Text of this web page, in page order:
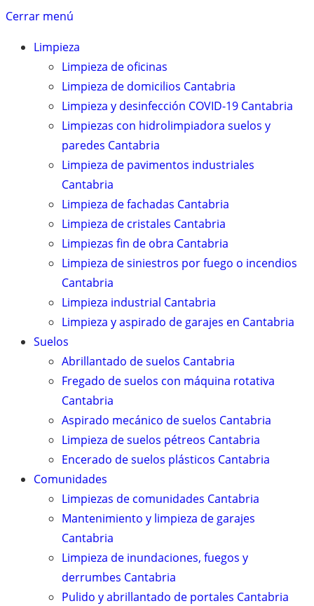
Cerrar menú
Limpieza
Limpieza de oficinas
Limpieza de domicilios Cantabria
Limpieza y desinfección COVID-19 Cantabria
Limpiezas con hidrolimpiadora suelos y
paredes Cantabria
Limpieza de pavimentos industriales
Cantabria
Limpieza de fachadas Cantabria
Limpieza de cristales Cantabria
Limpiezas fin de obra Cantabria
Limpieza de siniestros por fuego o incendios
Cantabria
Limpieza industrial Cantabria
Limpieza y aspirado de garajes en Cantabria
Suelos
Abrillantado de suelos Cantabria
Fregado de suelos con máquina rotativa
Cantabria
Aspirado mecánico de suelos Cantabria
Limpieza de suelos pétreos Cantabria
Encerado de suelos plásticos Cantabria
Comunidades
Limpiezas de comunidades Cantabria
Mantenimiento y limpieza de garajes
Cantabria
Limpieza de inundaciones, fuegos y
derrumbes Cantabria
Pulido y abrillantado de portales Cantabria